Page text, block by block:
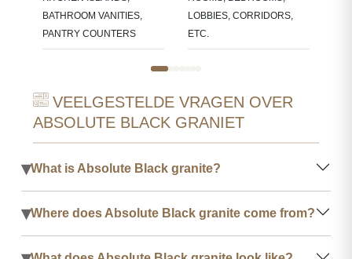
BATHROOM VANITIES,
PANTRY COUNTERS
LOBBIES, CORRIDORS,
ETC.
VEELGESTELDE VRAGEN OVER
ABSOLUTE BLACK GRANIET
▾What is Absolute Black granite?
▾Where does Absolute Black granite come from?